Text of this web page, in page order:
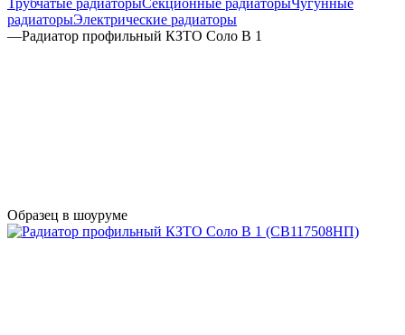
радиаторыЭлектрические радиаторы
—Радиатор профильный КЗТО Соло В 1
Образец в шоуруме